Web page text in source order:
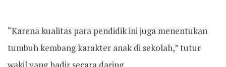
“Karena kualitas para pendidik ini juga menentukan
tumbuh kembang karakter anak di sekolah,” tutur